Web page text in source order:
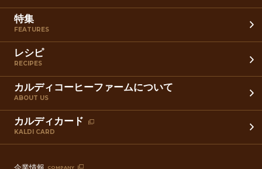
特集
FEATURES
レシピ
RECIPES
カルディコーヒーファームについて
ABOUT US
カルディカード
KALDI CARD
企業情報 COMPANY